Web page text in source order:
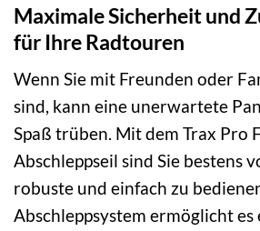
Maximale Sicherheit und
für Ihre Radtouren
Wenn Sie mit Freunden oder
sind, kann eine unerwartete
Spaß trüben. Mit dem Trax Pro
Abschleppseil sind Sie bestens
robuste und einfach zu
Abschleppsystem ermöglicht es